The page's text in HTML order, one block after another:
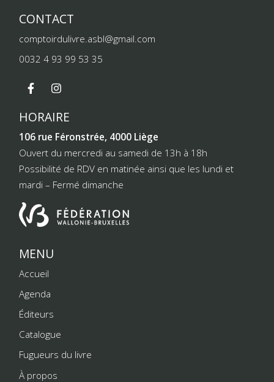
CONTACT
comptoirdulivre.asbl@gmail.com
0032 4 93 99 53 35
HORAIRE
106 rue Féronstrée, 4000 Liège
Ouvert du mercredi au samedi de 13h à 18h
Possibilité de RDV en matinée ainsi que les lundi et
mardi – Fermé dimanche
MENU
Accueil
Agenda
Éditeurs
Catalogue
Fugueurs du livre
À propos